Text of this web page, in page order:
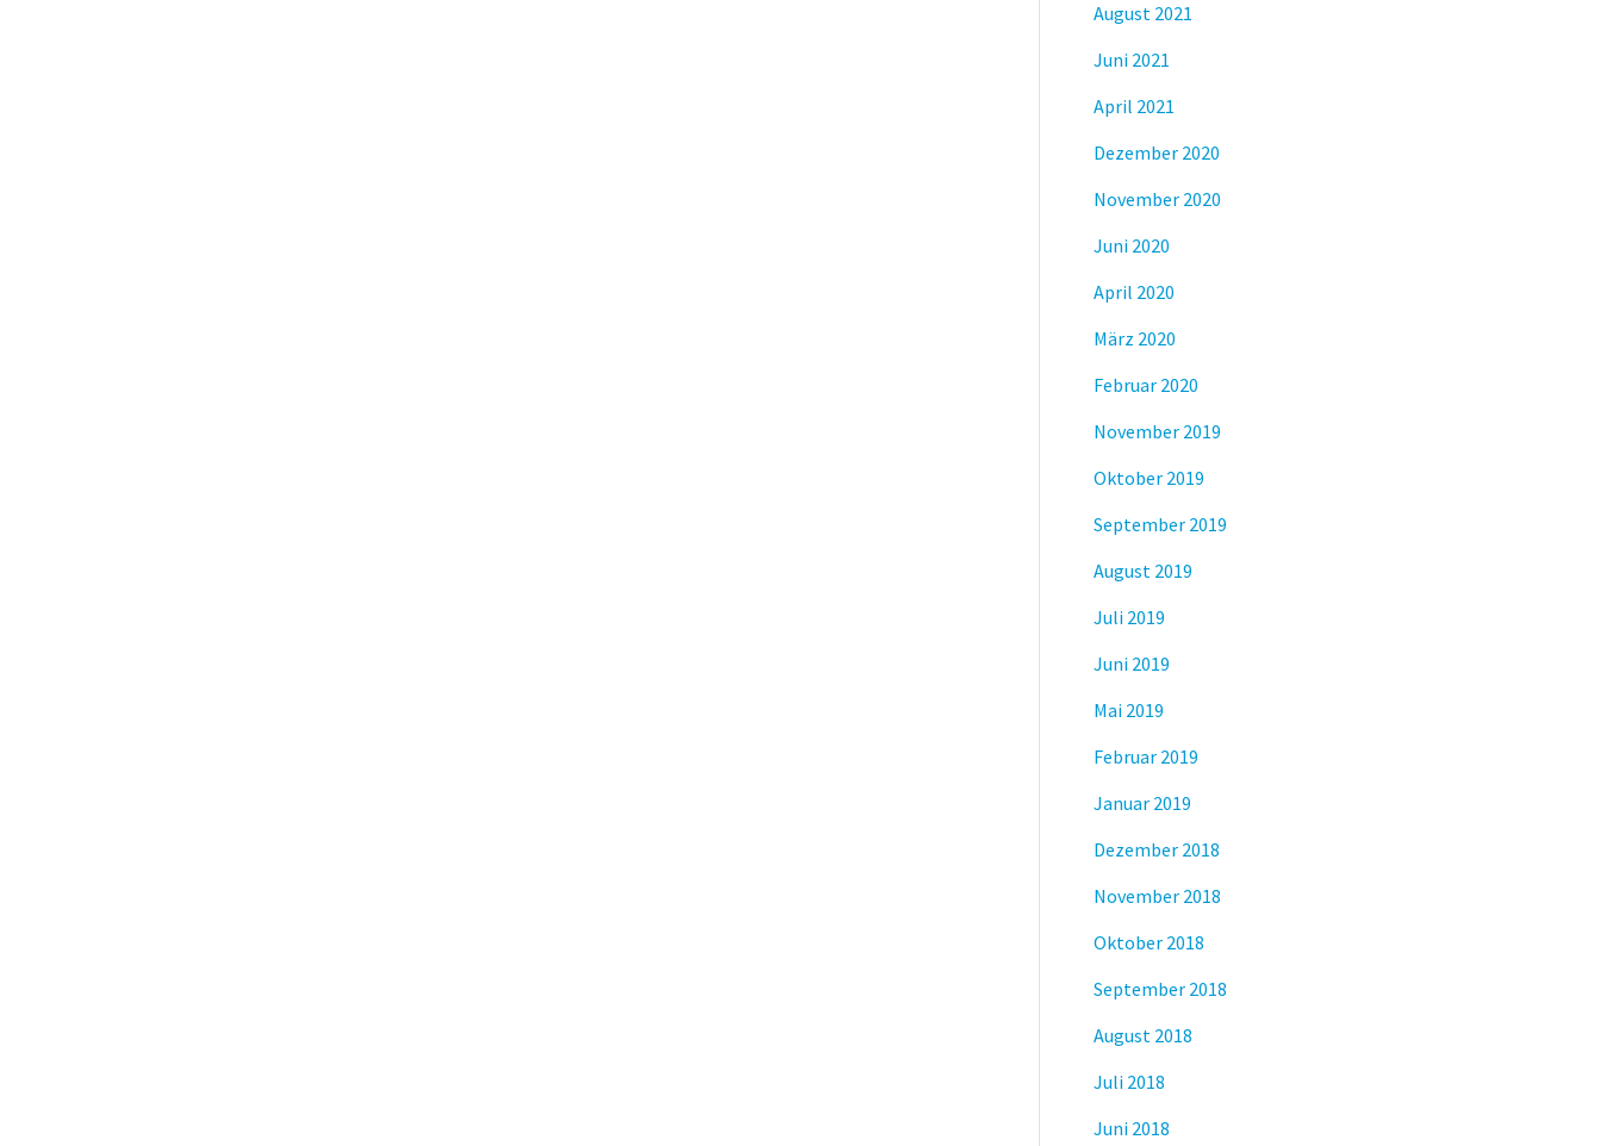
August 2021
Juni 2021
April 2021
Dezember 2020
November 2020
Juni 2020
April 2020
März 2020
Februar 2020
November 2019
Oktober 2019
September 2019
August 2019
Juli 2019
Juni 2019
Mai 2019
Februar 2019
Januar 2019
Dezember 2018
November 2018
Oktober 2018
September 2018
August 2018
Juli 2018
Juni 2018